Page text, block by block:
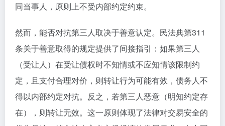
同当事人，原则上不受内部约定约束。
然而，能否对抗第三人取决于善意认定。民法典第311
条关于善意取得的规定提供了间接指引：如果第三人
（受让人）在受让债权时不知情或不应知情该限制约
定，且支付合理对价，则转让行为可能有效，债务人不
得以内部约定对抗。反之，若第三人恶意（明知约定存
在），则转让无效。这一原则体现了法律对交易安全的